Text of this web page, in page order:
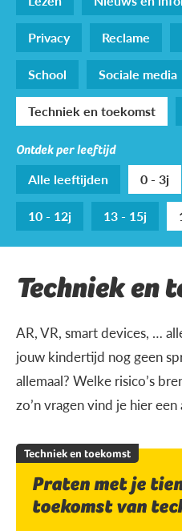
Privacy
Reclame
School
Sociale media
Techniek en toekomst
Ontdek per leeftijd
Alle leeftijden 0 - 3j
10 - 12j
13 - 15j
Techniek en
AR, VR, smart devices, …
jouw kindertijd nog geen
allemaal? Welke risico’s
zo’n vragen vind je hier
Techniek en toekomst
Praten met je
toekomst van